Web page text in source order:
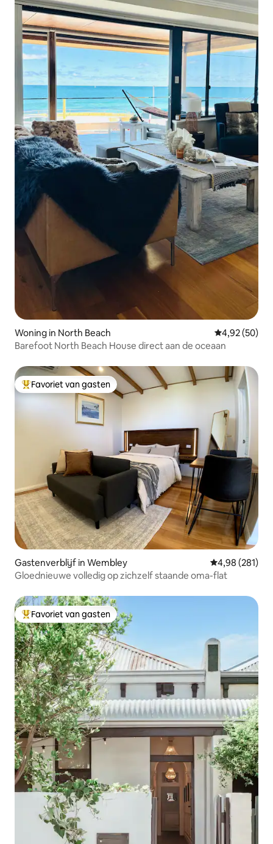
Woning in North Beach Gemiddelde
4,92 (50)
Barefoot North Beach House direct aan de oceaan
Topfavoriet van gasten
Favoriet van gasten
Gastenverblijf in Wembley Gemiddelde
4,98 (281)
Gloednieuwe volledig op zichzelf staande oma-flat
Topfavoriet van gasten
Favoriet van gasten